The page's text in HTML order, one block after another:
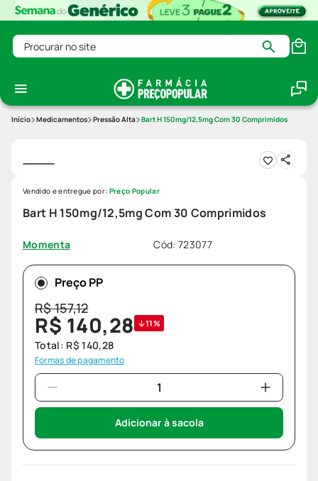
Procurar no site
Medicamentos Pressão Alta Bart H 150mg/12,5mg Com 30 Comprimidos
Bart H 150mg/12,5mg Com 30 Comprimidos
Momenta Cód: 723077
Vendido e entregue por: Preço Popular
Preço PP
R$157,12
R$ 140,28 11%
Total: R$ 140,28
Formas de pagamento
Adicionar à sacola